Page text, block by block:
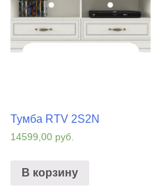
Тумба RTV 2S2N
14599,00 руб.
В корзину